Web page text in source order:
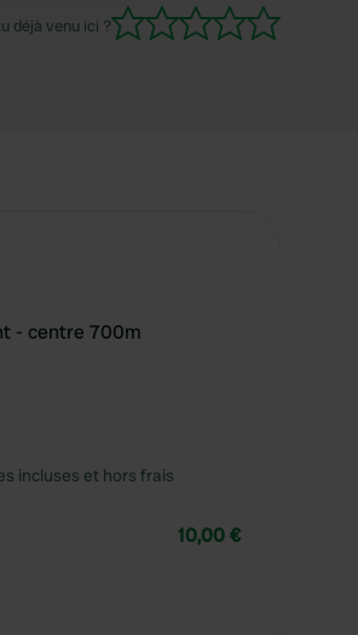
de la rue. C'est vendredi
s'est vite rempli.
déjà venu ici ?
- centre 700m
incluses et hors frais
10,00 €